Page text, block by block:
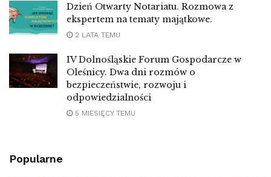
Dzień Otwarty Notariatu. Rozmowa z
ekspertem na tematy majątkowe.
2 LATA TEMU
IV Dolnośląskie Forum Gospodarcze w
Oleśnicy. Dwa dni rozmów o
bezpieczeństwie, rozwoju i
odpowiedzialności
5 MIESIĘCY TEMU
Popularne